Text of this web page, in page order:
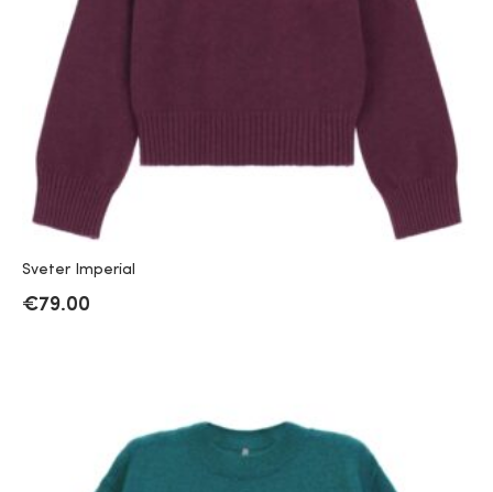
Sveter Imperial
€79.00